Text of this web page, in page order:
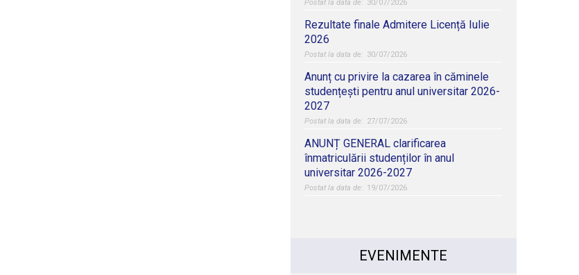
30/07/2026
Rezultate finale Admitere Licență Iulie
2026
30/07/2026
Anunț cu privire la cazarea în căminele
studențești pentru anul universitar 2026-
2027
27/07/2026
ANUNȚ GENERAL clarificarea
înmatriculării studenților în anul
universitar 2026-2027
19/07/2026
EVENIMENTE